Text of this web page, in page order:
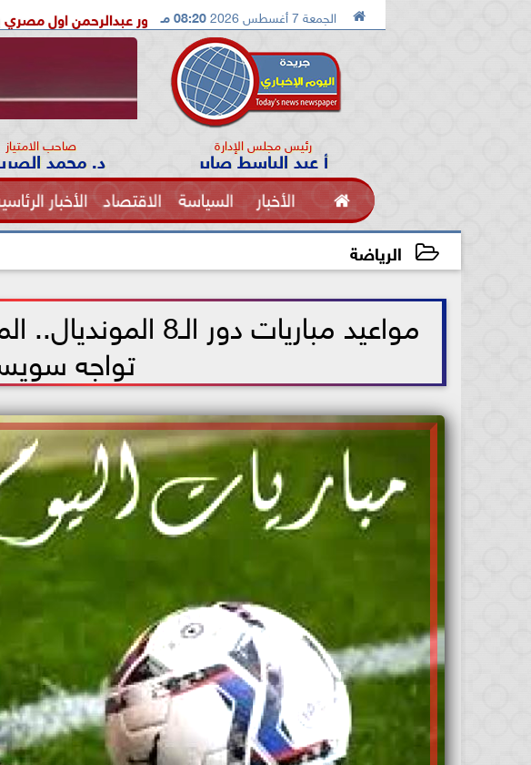
 الجمعة 7 أغسطس 2026 08:20 مـ
دكتور عبدالرحمن اول مصري يحصل على مقعد التحالف السعودى الباكستاني التركي
رئيس مجلس الإدارة
أ عبد الباسط صابر صاحب الامتيازد. محمد
 الأخبار السياسة الاقتصاد الأخبار
الفنون الرياضة
مواعيد مباريات دور
تواجه